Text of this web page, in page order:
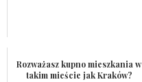
Rozważasz kupno mieszkania w
takim mieście jak Kraków?